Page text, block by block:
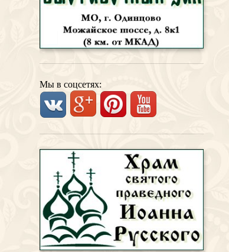
Мы в соцсетях: